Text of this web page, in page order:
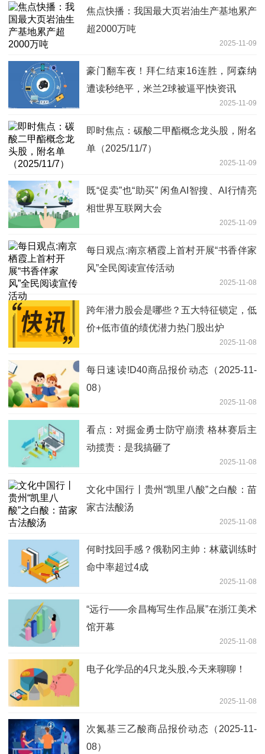
焦点快播：我国最大页岩油生产基地累产
超2000万吨
2025-11-09
豪门翻车夜！拜仁结束16连胜，阿森纳
遭读秒绝平，米兰2球被逼平|快资讯
2025-11-09
即时焦点：碳酸二甲酯概念龙头股，附名
单（2025/11/7）
2025-11-09
既“促卖”也“助买” 闲鱼AI智搜、AI行情亮
相世界互联网大会
2025-11-09
每日观点:南京栖霞上首村开展“书香伴家
风”全民阅读宣传活动
2025-11-08
跨年潜力股会是哪些？五大特征锁定，低
价+低市值的绩优潜力热门股出炉
2025-11-08
每日速读!D40商品报价动态（2025-11-
08）
2025-11-08
看点：对掘金勇士防守崩溃 格林赛后主
动揽责：是我搞砸了
2025-11-08
文化中国行丨贵州“凯里八酸”之白酸：苗
家古法酸汤
2025-11-08
何时找回手感？俄勒冈主帅：林葳训练时
命中率超过4成
2025-11-08
“远行——余昌梅写生作品展”在浙江美术
馆开幕
2025-11-08
电子化学品的4只龙头股,今天来聊聊！
2025-11-08
次氮基三乙酸商品报价动态（2025-11-
08）